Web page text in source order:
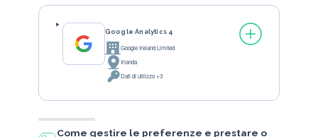
Google Analytics 4
Azienda:Google Ireland Limited
Luogo del trattamento:
Irlanda
Dati Personali trattati:
Dati di utilizzo +3
Come gestire le preferenze e prestare o